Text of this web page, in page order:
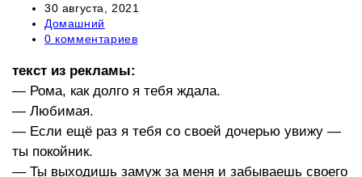
Запись
опубликована:
30 августа, 2021
Рубрика
записи:
Домашний
Комментарии
записи:
0 комментариев
текст из рекламы:
— Рома, как долго я тебя ждала.
— Любимая.
— Если ещё раз я тебя со своей дочерью увижу —
ты покойник.
— Ты выходишь замуж за меня и забываешь своего